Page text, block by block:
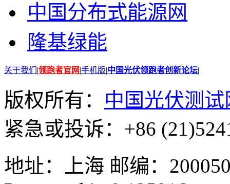
中国分布式能源网
隆基绿能
关于我们 |领跑者官网|手机版|中国光伏领跑者创新论坛|
版权所有： 中国光伏测试
紧急或投诉：+86
地址：上海 邮编：